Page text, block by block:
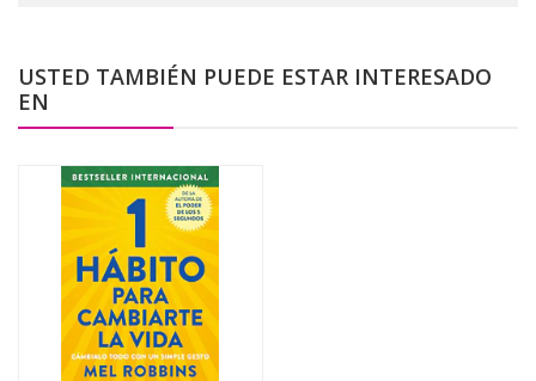
USTED TAMBIÉN PUEDE ESTAR INTERESADO
EN